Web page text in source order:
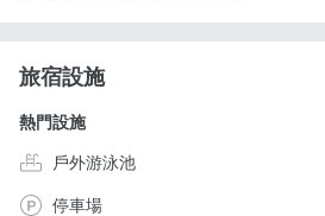
旅宿設施
熱門設施
戶外游泳池
停車場